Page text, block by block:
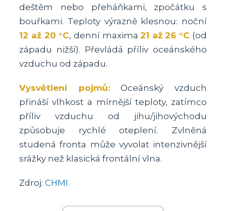
deštěm nebo přeháňkami, zpočátku s
bouřkami. Teploty výrazně klesnou: noční
12 až 20 °C, denní maxima21 až 26 °C (od
západu nižší). Převládá příliv oceánského
vzduchu od západu.
Vysvětlení pojmů:Oceánský vzduch
přináší vlhkost a mírnější teploty, zatímco
příliv vzduchu od jihu/jihovýchodu
způsobuje rychlé oteplení. Zvlněná
studená fronta může vyvolat intenzivnější
srážky než klasická frontální vlna.
Zdroj:CHMI